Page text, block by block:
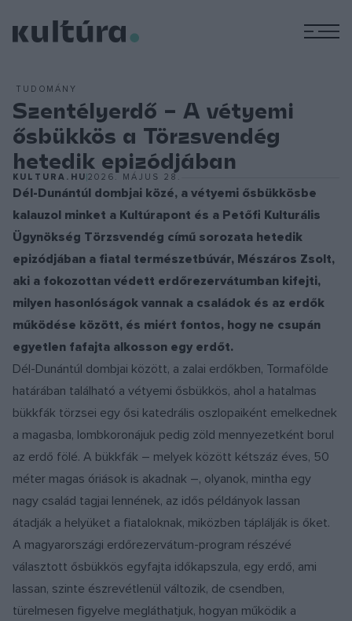
TUDOMÁNY
Szentélyerdő – A vétyemi
ősbükkös a Törzsvendég
hetedik epizódjában
KULTURA.HU 2026. MÁJUS 28.
Dél-Dunántúl dombjai közé, a vétyemi ősbükkösbe
kalauzol minket a Kultúrapont és a Petőfi Kulturális
Ügynökség Törzsvendég című sorozata hetedik
epizódjában a fiatal természetbúvár, Mészáros Zsolt,
aki a fokozottan védett erdőrezervátumban kifejti,
milyen hasonlóságok vannak a családok és az erdők
működése között, és miért fontos, hogy ne csupán
egyetlen fafajta alkosson egy erdőt.
Dél-Dunántúl dombjai között, a zalai erdőkben, Tormafölde
határában található a vétyemi ősbükkös, ahol a hatalmas
bükkfák törzsei egy ősi katedrális oszlopaiként emelkednek
a magasba, lombkoronájuk pedig zöld mennyezetként borul
az erdő fölé. A bükkfák – melyek között kétszáz éves, 50
méter magas óriások is akadnak –, olyanok, mintha egy
nagy család tagjai lennének, az idős példányok lassan
átadják a helyüket a fiataloknak, miközben táplálják is őket.
A magyarországi erdőrezervátum-program részévé
választott ősbükkös egyfajta időkapszula, egy erdő, ami
lassan, szinte észrevétlenül változik, de csendben,
türelmesen figyelve megláthatjuk, hogyan működik a